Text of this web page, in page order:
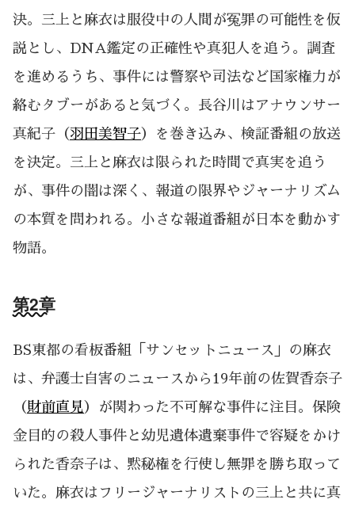
決。三上と麻衣は服役中の人間が冤罪の可能性を仮
説とし、DNA鑑定の正確性や真犯人を追う。調査
を進めるうち、事件には警察や司法など国家権力が
絡むタブーがあると気づく。長谷川はアナウンサー
真紀子（ 羽田美智子）を巻き込み、検証番組の放送
を決定。三上と麻衣は限られた時間で真実を追う
が、事件の闇は深く、報道の限界やジャーナリズム
の本質を問われる。小さな報道番組が日本を動かす
物語。
第2章
BS東都の看板番組「サンセットニュース」の麻衣
は、弁護士自害のニュースから19年前の佐賀香奈子
（財前直見 ）が関わった不可解な事件に注目。保険
金目的の殺人事件と幼児遺体遺棄事件で容疑をかけ
られた香奈子は、黙秘権を行使し無罪を勝ち取って
いた。麻衣はフリージャーナリストの三上と共に真